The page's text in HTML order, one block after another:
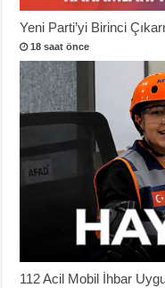
Yeni Parti’yi Birinci
18 saat önce
112 Acil Mobil İhbar